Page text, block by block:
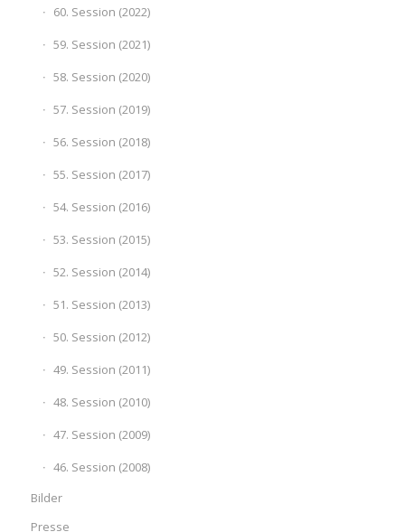
60. Session (2022)
59. Session (2021)
58. Session (2020)
57. Session (2019)
56. Session (2018)
55. Session (2017)
54. Session (2016)
53. Session (2015)
52. Session (2014)
51. Session (2013)
50. Session (2012)
49. Session (2011)
48. Session (2010)
47. Session (2009)
46. Session (2008)
Bilder
Presse